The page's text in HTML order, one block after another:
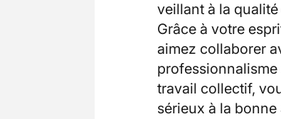
veillant à la
Grâce à votre
aimez collaborer
travail collectif,
sérieux à la bonne